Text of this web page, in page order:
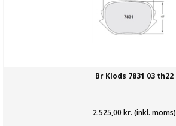
Br Klods 7831 03 th22
2.525,00 kr. (inkl. moms)